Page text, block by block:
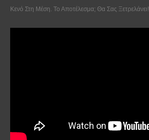
Κενό Στη Μέση. Το Αποτέλεσμα; Θα Σας Ξετρελάνει!